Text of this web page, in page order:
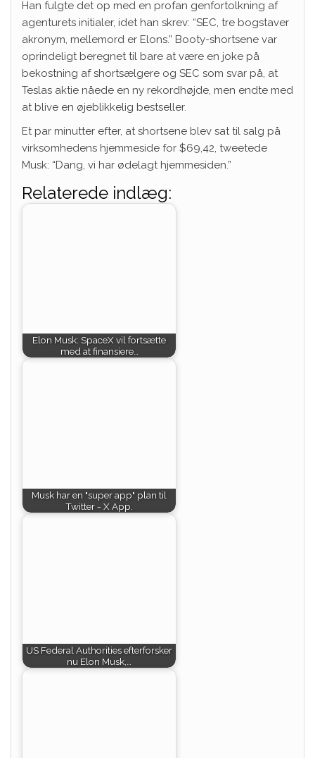
Han fulgte det op med en profan genfortolkning af
agenturets initialer, idet han skrev: “SEC, tre bogstaver
akronym, mellemord er Elons.” Booty-shortsene var
oprindeligt beregnet til bare at være en joke på
bekostning af shortsælgere og SEC som svar på, at
Teslas aktie nåede en ny rekordhøjde, men endte med
at blive en øjeblikkelig bestseller.
Et par minutter efter, at shortsene blev sat til salg på
virksomhedens hjemmeside for $69,42, tweetede
Musk: “Dang, vi har ødelagt hjemmesiden.”
Relaterede indlæg:
Elon Musk: SpaceX vil fortsætte
med at finansiere…
Musk har en "super app" plan til
Twitter - X App.
US Federal Authorities efterforsker
nu Elon Musk,…